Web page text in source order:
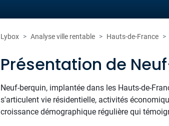
Lybox Analyse ville rentable Hauts-de-France
Présentation de
Neuf-berquin, implantée dans les Hauts-de-
s'articulent vie résidentielle, activités
croissance démographique régulière qui